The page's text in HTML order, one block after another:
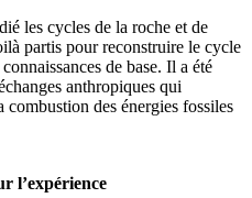
les cycles de la roche et de
partis pour reconstruire le cycle
de base. Il a été
anthropiques qui
des énergies fossiles
l’expérience